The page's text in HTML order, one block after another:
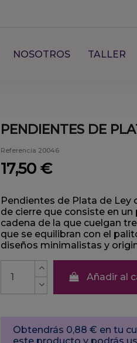
NOSOTROS TALLER
PENDIENTES DE
Referencia 20046
17,50 €
Pendientes de Plata de Ley
de cierre que consiste en
cadena de la que cuelgan
que se equilibran con el
diseños minimalistas y
Añadir al
Obtendrás 0,88 € en tu
este producto y podrás